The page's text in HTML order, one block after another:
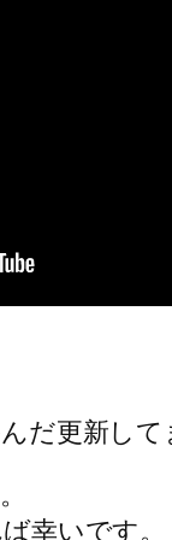
だ更新し
幸いです。